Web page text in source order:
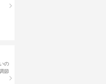
の
節